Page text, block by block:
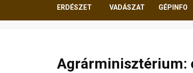
ERDÉSZET VADÁSZAT GÉPINFO
Agrárminisztérium: